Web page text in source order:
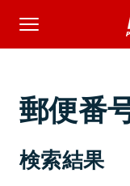
郵便番
検索結果